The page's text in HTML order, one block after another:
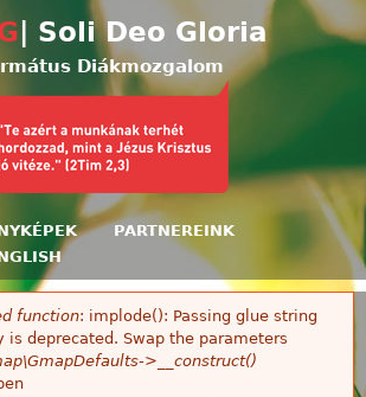
Ugrás a tartalomra
| Soli Deo Gloria
Diákmozgalom
PARTNEREINK
function: implode(): Passing glue string
is deprecated. Swap the parameters
>__construct()